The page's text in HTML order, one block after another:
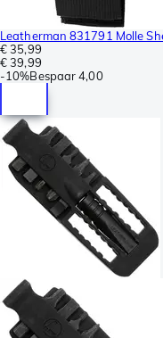
Leatherman 831791 Molle
€ 35,99
€ 39,99
-10%Bespaar 4,00